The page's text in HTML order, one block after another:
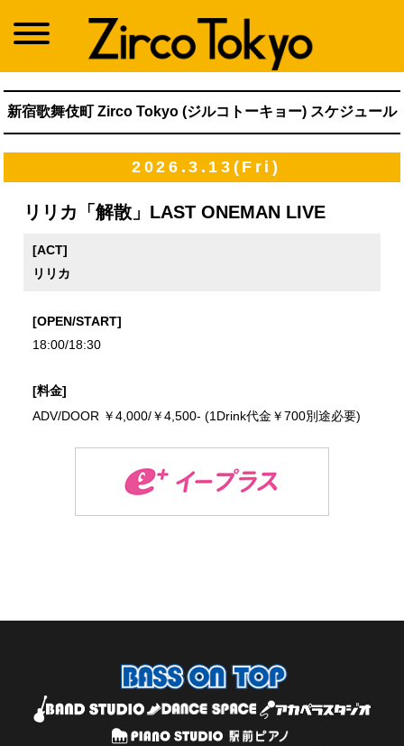
新宿歌舞伎町 Zirco Tokyo (ジルコトーキョー) スケジュール
2026.3.13(Fri)
リリカ「解散」LAST ONEMAN LIVE
[ACT]
リリカ
[OPEN/START]
18:00/18:30
[料金]
ADV/DOOR ￥4,000/￥4,500- (1Drink代金￥700別途必要)